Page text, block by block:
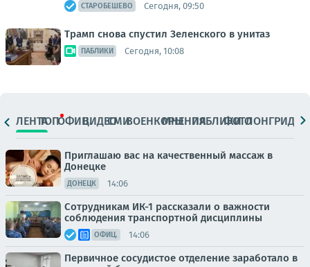
СТАРОБЕШЕВО Сегодня, 09:50
Трамп снова спустил Зеленского в унитаз
ПАБЛИКИ Сегодня, 10:08
ЛЕНТАТОПОФИЦ.ВИДЕОСМИВОЕНКОРЫМНЕНИЯПАБЛИКИ
ФОТОЛОНГРИДЫ
Приглашаю вас на качественный массаж в
Донецке
ДОНЕЦК 14:06
Сотрудникам ИК-1 рассказали о важности
соблюдения транспортной дисциплины
ОФИЦ. 14:06
Первичное сосудистое отделение заработало в